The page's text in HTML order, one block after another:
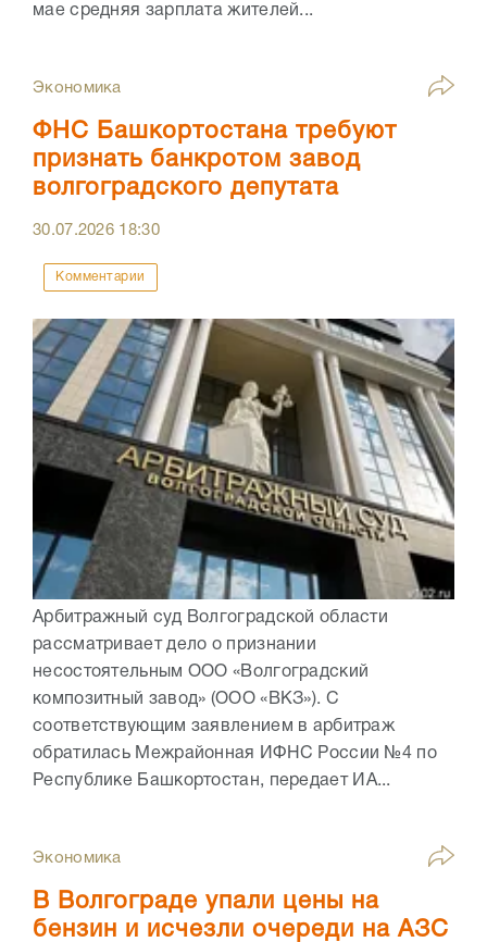
мае средняя зарплата жителей...
Экономика
ФНС Башкортостана требуют
признать банкротом завод
волгоградского депутата
30.07.2026 18:30
Комментарии
Арбитражный суд Волгоградской области
рассматривает дело о признании
несостоятельным ООО «Волгоградский
композитный завод» (ООО «ВКЗ»). С
соответствующим заявлением в арбитраж
обратилась Межрайонная ИФНС России №4 по
Республике Башкортостан, передает ИА...
Экономика
В Волгограде упали цены на
бензин и исчезли очереди на АЗС